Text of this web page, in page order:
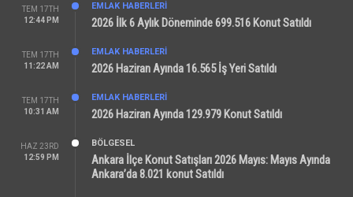
TEM 17TH
12:44 PM
EMLAK HABERLERI
2026 İlk 6 Aylık Döneminde 699.516 Konut Satıldı
TEM 17TH
11:22 AM
EMLAK HABERLERI
2026 Haziran Ayında 16.565 İş Yeri Satıldı
TEM 17TH
10:31 AM
EMLAK HABERLERI
2026 Haziran Ayında 129.979 Konut Satıldı
HAZ 23RD
12:59 PM
BÖLGESEL
Ankara İlçe Konut Satışları 2026 Mayıs: Mayıs Ayında
Ankara’da 8.021 konut Satıldı